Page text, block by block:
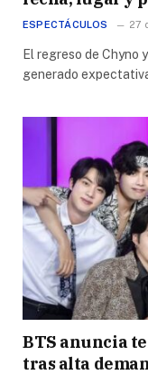
ESPECTÁCULOS 27
El regreso de Chyno
generado
BTS anuncia
tras alta